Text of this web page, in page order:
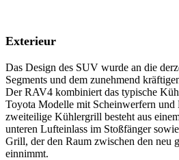
Exterieur
Das Design des SUV wurde an die
Segments und dem zunehmend
Der RAV4 kombiniert das typische
Toyota Modelle mit Scheinwerfern
zweiteilige Kühlergrill besteht aus
unteren Lufteinlass im Stoßfänger
Grill, der den Raum zwischen den neu
einnimmt.